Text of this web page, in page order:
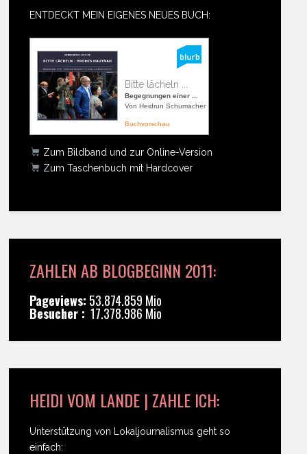
ENTDECKT MEIN EIGENES NEUES BUCH:
Bitte lächeln ...
Begegnungen einer ...
Von Heidrun Schumacher
Buchvorschau
Zum Bildband und zur Online-Version
Zum Taschenbuch mit Hardcover
ZAHLEN AB BLOGBEGINN 2011:
Pageviews: 53.874.859 Mio
Besucher : 17.378.986 Mio
HEIDI VOM LANDE | ZAHLE ICH:
Unterstützung von Lokaljournalismus geht so
einfach: